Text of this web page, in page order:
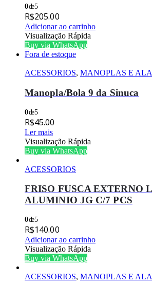
0de 5
R$205.00
Adicionar ao carrinho
Visualização Rápida
Buy via WhatsApp
Fora de estoque
ACESSORIOS, MANOPLAS E
Manopla/Bola 9 da Sinuca
0de 5
R$45.00
Ler mais
Visualização Rápida
Buy via WhatsApp
ACESSORIOS
FRISO FUSCA EXTERNO
ALUMINIO JG C/7 PCS
0de 5
R$140.00
Adicionar ao carrinho
Visualização Rápida
Buy via WhatsApp
ACESSORIOS, MANOPLAS E